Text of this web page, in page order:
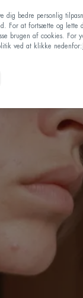
dig bedre personlig
For at fortsætte og lette
brugen af cookies. For
ved at klikke nedenfor: